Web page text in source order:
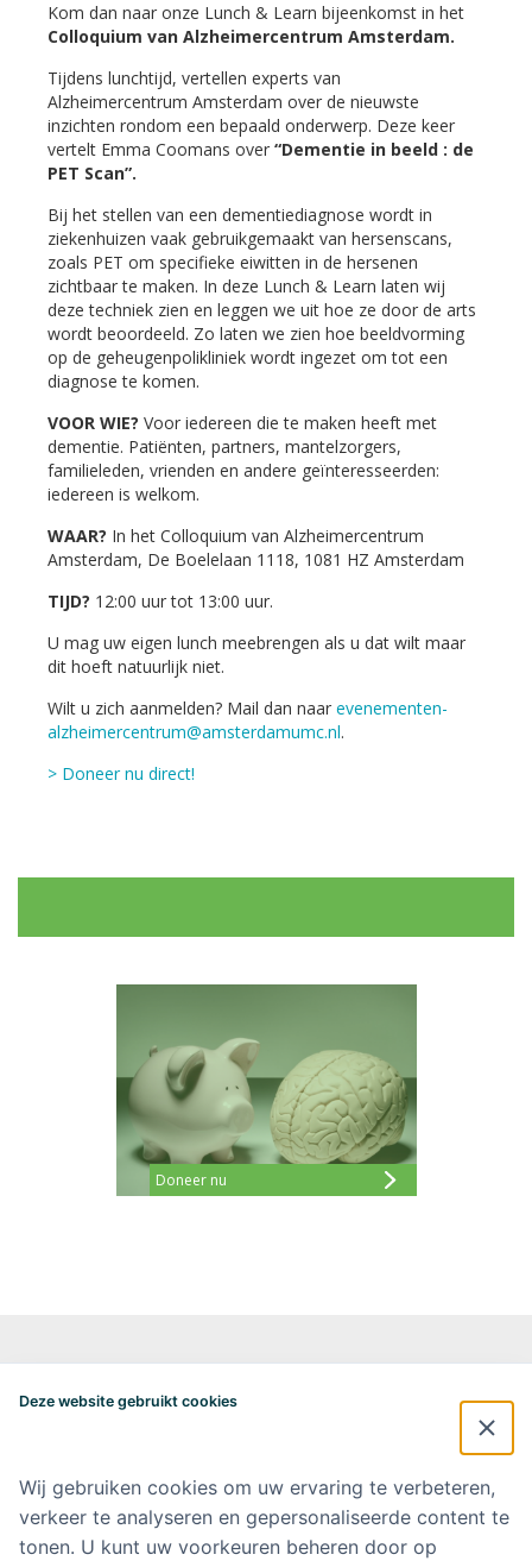
Kom dan naar onze Lunch & Learn bijeenkomst in het
Colloquium van Alzheimercentrum Amsterdam.
Tijdens lunchtijd, vertellen experts van
Alzheimercentrum Amsterdam over de nieuwste
inzichten rondom een bepaald onderwerp. Deze keer
vertelt Emma Coomans over “Dementie in beeld : de
PET Scan”.
Bij het stellen van een dementiediagnose wordt in
ziekenhuizen vaak gebruikgemaakt van hersenscans,
zoals PET om specifieke eiwitten in de hersenen
zichtbaar te maken. In deze Lunch & Learn laten wij
deze techniek zien en leggen we uit hoe ze door de arts
wordt beoordeeld. Zo laten we zien hoe beeldvorming
op de geheugenpolikliniek wordt ingezet om tot een
diagnose te komen.
VOOR WIE? Voor iedereen die te maken heeft met
dementie. Patiënten, partners, mantelzorgers,
familieleden, vrienden en andere geïnteresseerden:
iedereen is welkom.
WAAR? In het Colloquium van Alzheimercentrum
Amsterdam, De Boelelaan 1118, 1081 HZ Amsterdam
TIJD? 12:00 uur tot 13:00 uur.
U mag uw eigen lunch meebrengen als u dat wilt maar
dit hoeft natuurlijk niet.
Wilt u zich aanmelden? Mail dan naar evenementen-
alzheimercentrum@amsterdamumc.nl.
> Doneer nu direct!
Doneer nu
Postbus 7057
alzheimercentrum@amsterdamumc.nl
Doneer via: NL 42 INGB 0006 9052 76 Ten name van: Stichting Steun
Alzheimercentrum Amsterdam
Deze website gebruikt cookies
Wij gebruiken cookies om uw ervaring te verbeteren,
verkeer te analyseren en gepersonaliseerde content te
tonen. U kunt uw voorkeuren beheren door op